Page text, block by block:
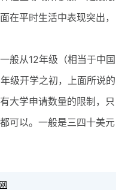
在平时生活中表现突出，
从12年级（相当于中国
级开学之初，上面所说的
大学申请数量的限制，只
可以。一般是三四十美元